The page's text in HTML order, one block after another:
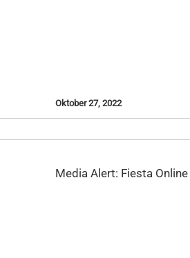
Oktober 27, 2022
Media Alert: Fiesta